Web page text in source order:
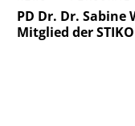
PD Dr. Dr. Sabine
Mitglied der STIKO